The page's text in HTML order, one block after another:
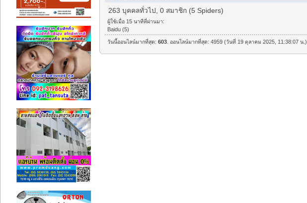
263 บุคคลทั่วไป, 0 สมาชิก (5 Spiders)
ผู้ใช้เมื่อ 15 นาทีที่ผ่านมา:
Baidu (5)
วันนี้ออนไลน์มากที่สุด:603 . ออนไลน์มากที่สุด: 4959 (วันที่ 19 ตุลาคม 2025, 11:38:07 น.)